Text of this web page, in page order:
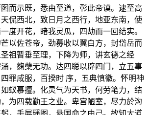
而示既，悉由至道，彰此帝谟。逮至高
侃西北，致日月之西行，地亚东南，使
度开花，睹我灵瓜，四劫而一回结实。
以佐苍帝，劲募收以翼白方，封岱岳而
祖暂垂至理，下降为师，讲玄德之经
，麴蘗无功。达四聪以辟四门，立五事
罪咸服，百揆时 序，五典慎徽。怀明神
蚁慕擅。化灵气为天书，何劳笔力，结
为四载勤王之业。卑宫陋室，尽力於沟
，手展瑶图，悬国命之由己。故知大道